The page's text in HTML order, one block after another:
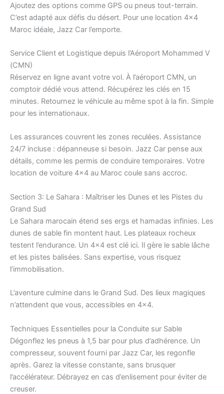
Ajoutez des options comme GPS ou pneus tout-terrain.
C’est adapté aux défis du désert. Pour une location 4×4
Maroc idéale, Jazz Car l’emporte.
Service Client et Logistique depuis l’Aéroport Mohammed V
(CMN)
Réservez en ligne avant votre vol. À l’aéroport CMN, un
comptoir dédié vous attend. Récupérez les clés en 15
minutes. Retournez le véhicule au même spot à la fin. Simple
pour les internationaux.
Les assurances couvrent les zones reculées. Assistance
24/7 incluse : dépanneuse si besoin. Jazz Car pense aux
détails, comme les permis de conduire temporaires. Votre
location de voiture 4×4 au Maroc coule sans accroc.
Section 3: Le Sahara : Maîtriser les Dunes et les Pistes du
Grand Sud
Le Sahara marocain étend ses ergs et hamadas infinies. Les
dunes de sable fin montent haut. Les plateaux rocheux
testent l’endurance. Un 4×4 est clé ici. Il gère le sable lâche
et les pistes balisées. Sans expertise, vous risquez
l’immobilisation.
L’aventure culmine dans le Grand Sud. Des lieux magiques
n’attendent que vous, accessibles en 4×4.
Techniques Essentielles pour la Conduite sur Sable
Dégonflez les pneus à 1,5 bar pour plus d’adhérence. Un
compresseur, souvent fourni par Jazz Car, les regonfle
après. Garez la vitesse constante, sans brusquer
l’accélérateur. Débrayez en cas d’enlisement pour éviter de
creuser.